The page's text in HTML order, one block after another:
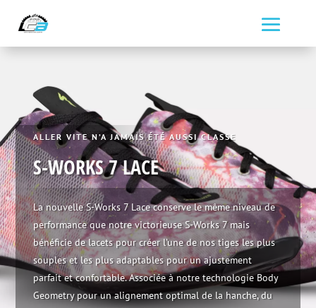
ALLER VITE N’A JAMAIS ÉTÉ AUSSI CLASSE
S-WORKS 7 LACE
La nouvelle S-Works 7 Lace conserve le même niveau de
performance que notre victorieuse S-Works 7 mais
bénéficie de lacets pour créer l’une de nos tiges les plus
souples et les plus adaptables pour un ajustement
parfait et confortable. Associée à notre technologie Body
Geometry pour un alignement optimal de la hanche, du